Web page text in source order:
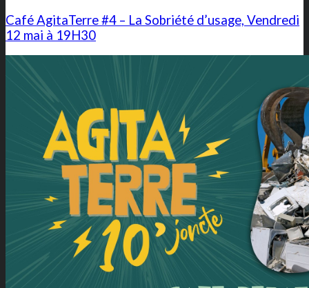
Café AgitaTerre #4 – La Sobriété d’usage, Vendredi
12 mai à 19H30